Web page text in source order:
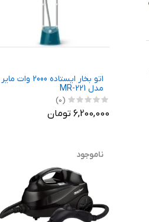
اتو بخار ایستاده 2000 وات مایر
مدل MR-221
(0)
6,200,000 تومان
ناموجود